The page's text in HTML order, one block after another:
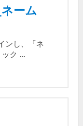
ーム
ンし、『ネ
ック …